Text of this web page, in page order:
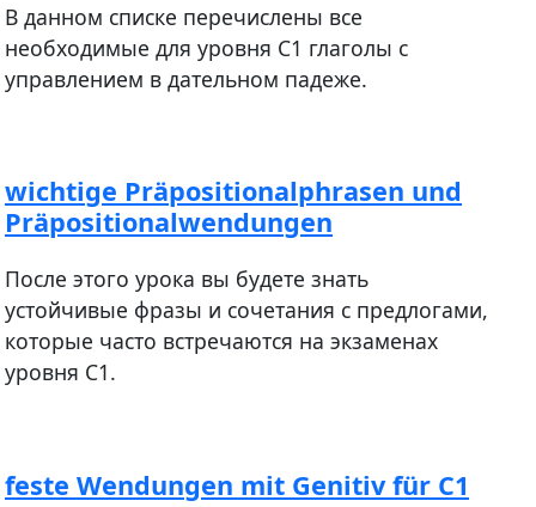
В данном списке перечислены все
необходимые для уровня С1 глаголы с
управлением в дательном падеже.
wichtige Präpositionalphrasen und
Präpositionalwendungen
После этого урока вы будете знать
устойчивые фразы и сочетания с предлогами,
которые часто встречаются на экзаменах
уровня С1.
feste Wendungen mit Genitiv für С1